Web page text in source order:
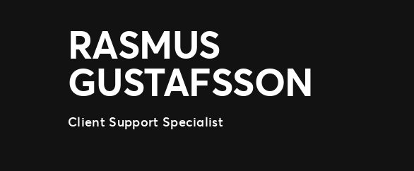
RASMUS
GUSTAFSSON
Client Support Specialist